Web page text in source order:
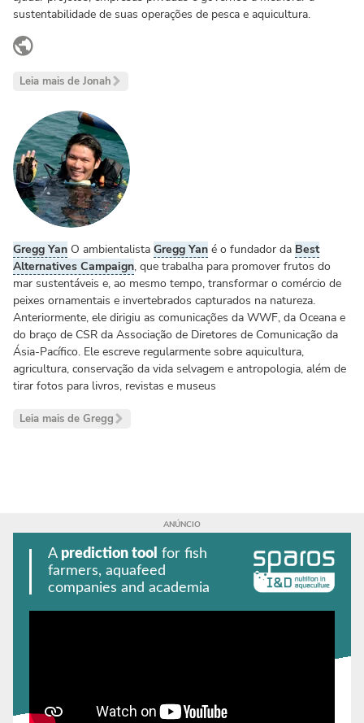
sustentabilidade de suas operações de pesca e aquicultura.
LinkedIn
Leia mais de Jonah
Gregg Yan O ambientalista Gregg Yan é o fundador da Best
Alternatives Campaign, que trabalha para promover frutos do
mar sustentáveis e, ao mesmo tempo, transformar o comércio de
peixes ornamentais e invertebrados capturados na natureza.
Anteriormente, ele dirigiu as comunicações da WWF, da Oceana e
do braço de CSR da Associação de Diretores de Comunicação da
Ásia-Pacífico. Ele escreve regularmente sobre aquicultura,
agricultura, conservação da vida selvagem e antropologia, além de
tirar fotos para livros, revistas e museus
Leia mais de Gregg
A prediction tool for fish
farmers, aquafeed
companies and academia